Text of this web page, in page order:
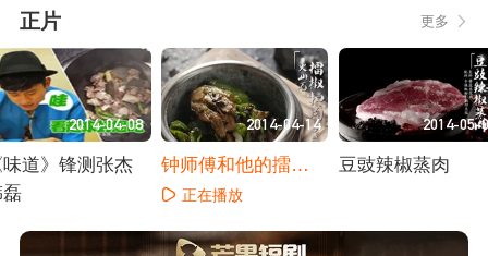
正片 更多
2014-04-08
道》锋测张杰
2014-04-14
钟师傅和他的擂椒
扣肉正在播放
2014-05-
豆豉辣椒蒸肉